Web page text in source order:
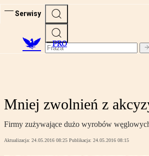
Serwisy
PRO
Mniej zwolnień z
Firmy zużywające dużo wyrobów
Aktualizacja: 24.05.2016 08:25 Publikacja: 24.05.2016 08:15